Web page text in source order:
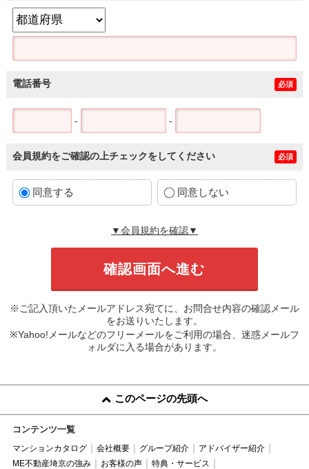
電話番号 必須
- -
会員規約をご確認の上チェックをしてください 必須
同意する 同意しない
▼会員規約を確認▼
※ご記入頂いたメールアドレス宛てに、お問合せ内容の確認メール
をお送りいたします。
※Yahoo!メールなどのフリーメールをご利用の場合、迷惑メールフ
ォルダに入る場合があります。
このページの先頭へ
コンテンツ一覧
マンションカタログ 会社概要 グループ紹介
アドバイザー紹介
ME不動産埼京の強み
お客様の声
特典・サービス